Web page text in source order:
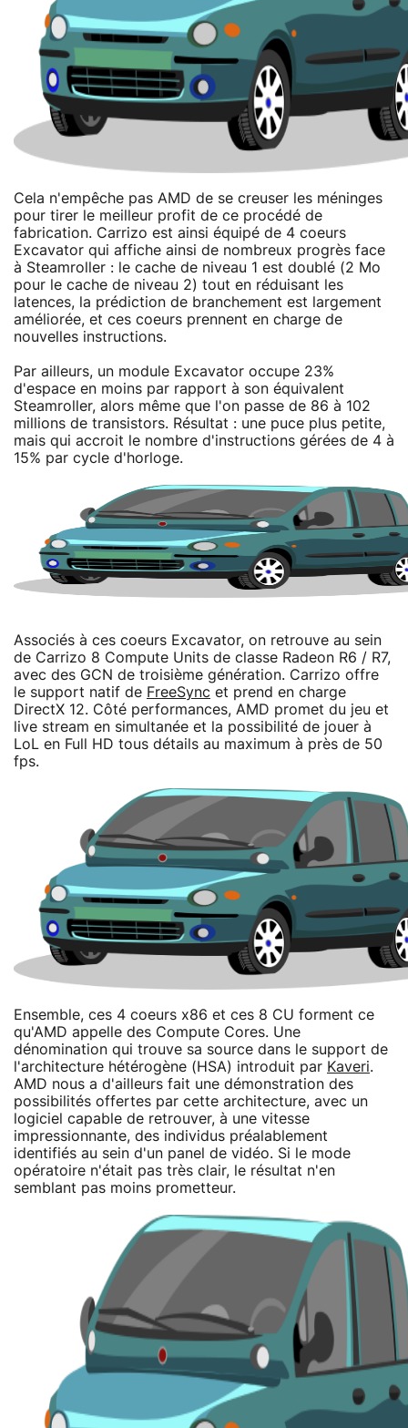
Cela n'empêche pas AMD de se creuser les méninges
pour tirer le meilleur profit de ce procédé de
fabrication. Carrizo est ainsi équipé de 4 coeurs
Excavator qui affiche ainsi de nombreux progrès face
à Steamroller : le cache de niveau 1 est doublé (2 Mo
pour le cache de niveau 2) tout en réduisant les
latences, la prédiction de branchement est largement
améliorée, et ces coeurs prennent en charge de
nouvelles instructions.
Par ailleurs, un module Excavator occupe 23%
d'espace en moins par rapport à son équivalent
Steamroller, alors même que l'on passe de 86 à 102
millions de transistors. Résultat : une puce plus petite,
mais qui accroit le nombre d'instructions gérées de 4 à
15% par cycle d'horloge.
Associés à ces coeurs Excavator, on retrouve au sein
de Carrizo 8 Compute Units de classe Radeon R6 / R7,
avec des GCN de troisième génération. Carrizo offre
le support natif de FreeSync et prend en charge
DirectX 12. Côté performances, AMD promet du jeu et
live stream en simultanée et la possibilité de jouer à
LoL en Full HD tous détails au maximum à près de 50
fps.
Ensemble, ces 4 coeurs x86 et ces 8 CU forment ce
qu'AMD appelle des Compute Cores. Une
dénomination qui trouve sa source dans le support de
l'architecture hétérogène (HSA) introduit par Kaveri.
AMD nous a d'ailleurs fait une démonstration des
possibilités offertes par cette architecture, avec un
logiciel capable de retrouver, à une vitesse
impressionnante, des individus préalablement
identifiés au sein d'un panel de vidéo. Si le mode
opératoire n'était pas très clair, le résultat n'en
semblant pas moins prometteur.